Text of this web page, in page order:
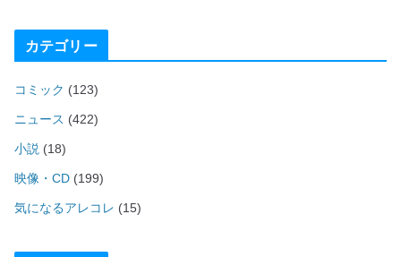
カテゴリー
コミック (123)
ニュース (422)
小説 (18)
映像・CD (199)
気になるアレコレ (15)